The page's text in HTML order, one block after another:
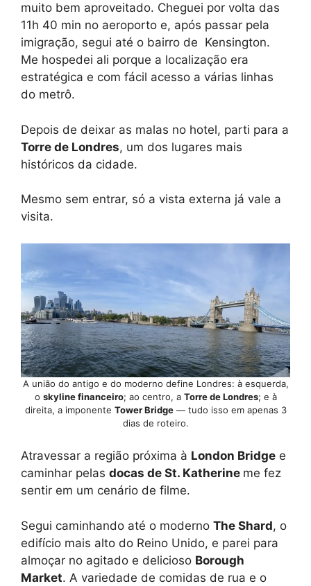
muito bem aproveitado. Cheguei por volta das
11h 40 min no aeroporto e, após passar pela
imigração, segui até o bairro de Kensington.
Me hospedei ali porque a localização era
estratégica e com fácil acesso a várias linhas
do metrô.
Depois de deixar as malas no hotel, parti para a
Torre de Londres, um dos lugares mais
históricos da cidade.
Mesmo sem entrar, só a vista externa já vale a
visita.
A união do antigo e do moderno define Londres: à esquerda,
o skyline financeiro; ao centro, a Torre de Londres; e à
direita, a imponente Tower Bridge— tudo isso em apenas 3
dias de roteiro.
Atravessar a região próxima à London Bridge e
caminhar pelas docas de St. Katherine me fez
sentir em um cenário de filme.
Segui caminhando até o moderno The Shard, o
edifício mais alto do Reino Unido, e parei para
almoçar no agitado e delicioso Borough
Market. A variedade de comidas de rua e o